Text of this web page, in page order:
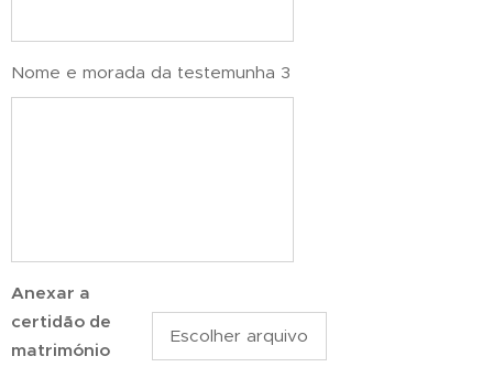
Nome e morada da testemunha 3
Anexar a
certidão de
matrimónio
Escolher arquivo